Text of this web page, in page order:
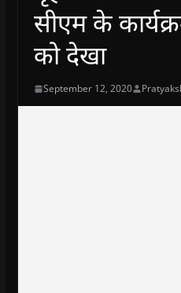
सीएम के
को देखा
September 12, 2020